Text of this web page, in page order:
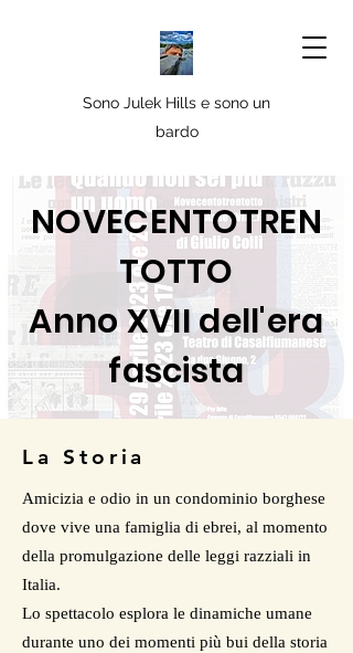
Sono Julek Hills e sono un
bardo
NOVECENTOTREN
TOTTO
Anno XVII dell'era
fascista
La Storia
Amicizia e odio in un condominio borghese
dove vive una famiglia di ebrei, al momento
della promulgazione delle leggi razziali in
Italia.
Lo spettacolo esplora le dinamiche umane
durante uno dei momenti più bui della storia